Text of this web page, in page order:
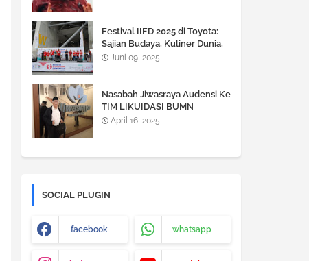
Festival IIFD 2025 di Toyota:
Sajian Budaya, Kuliner Dunia,
dan J-ROCKS di Panggung
Juni 09, 2025
Nasabah Jiwasraya Audensi Ke
TIM LIKUIDASI BUMN
Jiwasraya.
April 16, 2025
SOCIAL PLUGIN
facebook whatsapp